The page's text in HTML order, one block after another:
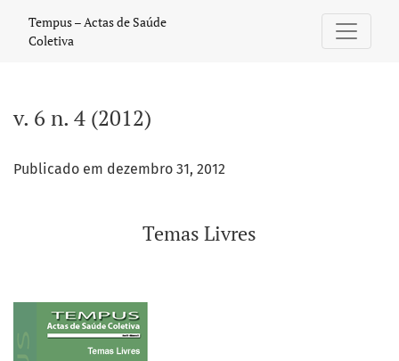
Tempus – Actas de Saúde
Coletiva
v. 6 n. 4 (2012)
Publicado em dezembro 31, 2012
Temas Livres